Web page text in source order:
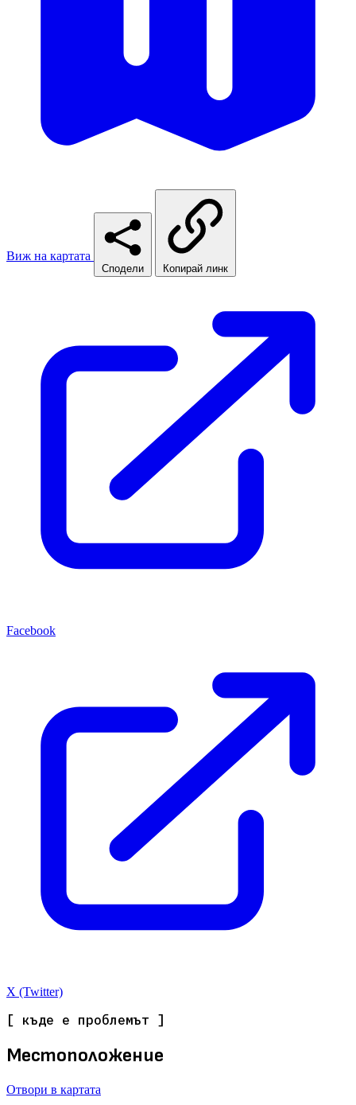
Виж на картата
Сподели Копирай линк
Facebook
X (Twitter)
[ къде е проблемът ]
Местоположение
Отвори в картата